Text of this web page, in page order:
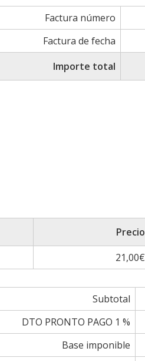
Factura número
Factura de fecha
Importe total
Precio
21,00€
Subtotal
DTO PRONTO PAGO 1 %
Base imponible